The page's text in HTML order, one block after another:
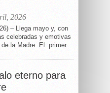
2026
– Llega mayo y, con
celebradas y emotivas
la Madre. El primer...
eterno para